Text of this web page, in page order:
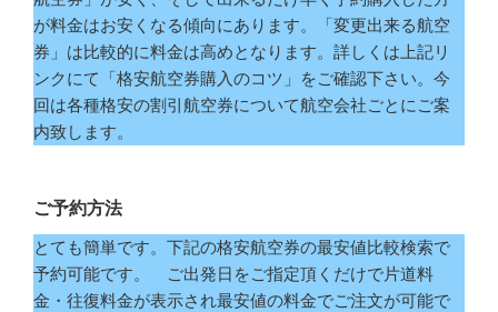
が料金はお安くなる傾向にあります。「変更出来る航空
券」は比較的に料金は高めとなります。詳しくは上記リ
ンクにて「格安航空券購入のコツ」をご確認下さい。今
回は各種格安の割引航空券について航空会社ごとにご案
内致します。
ご予約方法
とても簡単です。下記の格安航空券の最安値比較検索で
予約可能です。 ご出発日をご指定頂くだけで片道料
金・往復料金が表示され最安値の料金でご注文が可能で